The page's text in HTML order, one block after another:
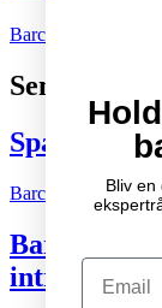
Barchefen
Seneste
Spændende
Barchefen
Bliv en
Email